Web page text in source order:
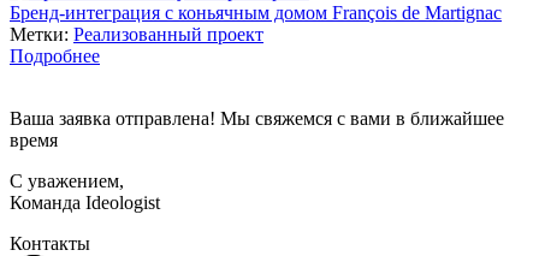
Бренд-интеграция с коньячным домом François de Martignac
Метки: Реализованный проект
Подробнее
Ваша заявка отправлена! Мы свяжемся с вами в ближайшее
время
С уважением,
Команда Ideologist
Контакты